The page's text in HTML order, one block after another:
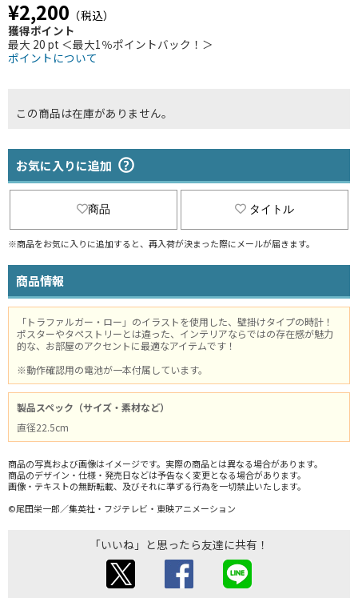
¥2,200 （税込）
獲得ポイント
最大 20 pt ＜最大1％ポイントバック！＞
ポイントについて
この商品は在庫がありません。
お気に入りに追加
商品 タイトル
※商品をお気に入りに追加すると、再入荷が決まった際にメールが届きます。
商品情報
「トラファルガー・ロー」のイラストを使用した、壁掛けタイプの時計！
ポスターやタペストリーとは違った、インテリアならではの存在感が魅力
的な、お部屋のアクセントに最適なアイテムです！
※動作確認用の電池が一本付属しています。
製品スペック（サイズ・素材など）
直径22.5cm
商品の写真および画像はイメージです。実際の商品とは異なる場合があります。
商品のデザイン・仕様・発売日などは予告なく変更となる場合があります。
画像・テキストの無断転載、及びそれに準ずる行為を一切禁止いたします。
©尾田栄一郎／集英社・フジテレビ・東映アニメーション
「いいね」と思ったら友達に共有！